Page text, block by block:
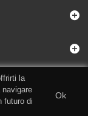
la
futuro di
Ok